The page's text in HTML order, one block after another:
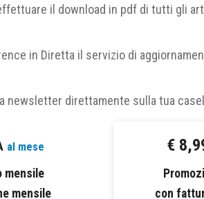
per l’abitazione principale devono
principale.
all’abitazione principale, ai sensi
appartenenti alle cooperative
principale e relative pertinenze
il download in pdf di tutti gli
in Diretta il servizio di
newsletter direttamente sulla tua
al mese
mensile
mensile
€
con